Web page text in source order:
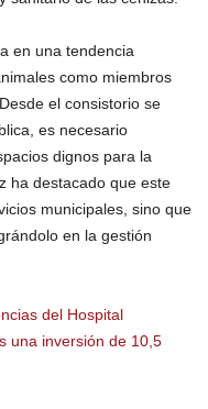
en una tendencia
como miembros
el consistorio se
es necesario
dignos para la
ha destacado que este
municipales, sino que
en la gestión
del Hospital
una inversión de 10,5